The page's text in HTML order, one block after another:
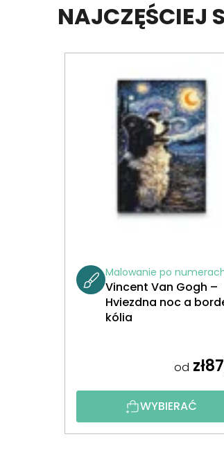
NAJCZĘŚCIEJ
Malowanie po
Vincent Van Gogh –
Hviezdna noc a
kólia
od
WYBIERAĆ